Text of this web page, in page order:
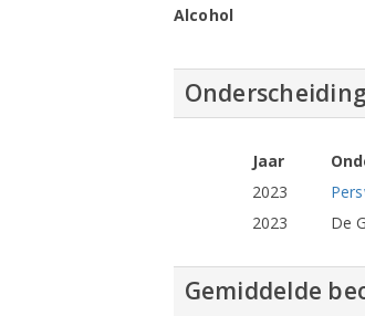
Alcohol
Jaar
2023
2023
De
Gemiddelde